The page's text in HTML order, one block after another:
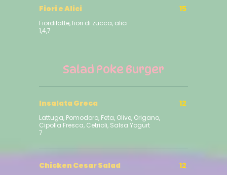
Fiori e Alici
Fiordilatte, fiori di zucca, alici
1,4,7
15
Salad Poke Burger
Insalata Greca
Lattuga, Pomodoro, Feta, Olive, Origano,
Cipolla Fresca, Cetrioli, Salsa Yogurt
12
⁠Chicken Cesar Salad 12